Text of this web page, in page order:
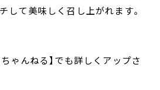
して美味しく召し上がれます。
ゃんねる】でも詳しくアップさ